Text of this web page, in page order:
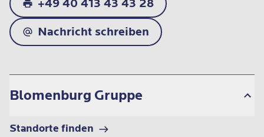
+49 40 413 43 43 28
Nachricht schreiben
Blomenburg Gruppe
Standorte finden